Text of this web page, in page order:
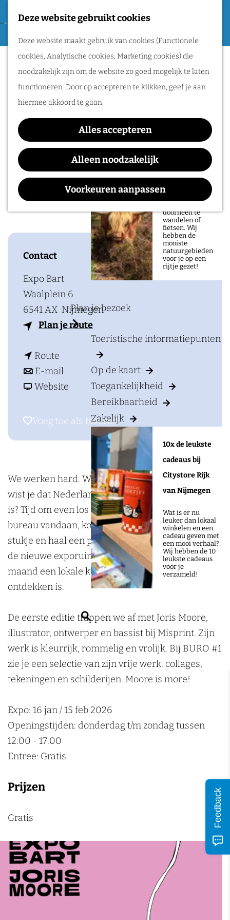
Deze website gebruikt cookies
Deze website maakt gebruik van cookies (Functionele
cookies, Analytische cookies, Marketing cookies) die
noodzakelijk zijn om de website zo goed mogelijk te laten
functioneren. Door op accepteren te klikken, geef je aan
hiermee akkoord te gaan.
Alles accepteren
Alleen noodzakelijk
Voorkeuren aanpassen
a
F
a
v
o
r
i
e
e
M
e
n
u
Routes
Wandelen
Fietsen
Routeplanner
Natuurgebieden
in het Rijk van
natuur in het Rijk
van Nijmegen is
doorheen te
wandelen of
fietsen. Wij
hebben de
mooiste
natuurgebieden
voor je op een
rijtje gezet!
Plan je bezoek
Toeristische informatiepunten
Op de kaart
Toegankelijkheid
Bereikbaarheid
Zakelijk
10x de leukste
cadeaus bij
Citystore Rijk
van Nijmegen
Wat is er nu
leuker dan lokaal
winkelen en een
cadeau geven met
een mooi verhaal?
Wij hebben de 10
leukste cadeaus
voor je
verzameld!
Z
o
e
k
e
Sorry, deze activiteit is niet meer
beschikbaar. Bekijk hetactuele aanbodvoor
de beschikbare opties.
BURO #1: Joris Moore
Waar:
Nijmegen
Wanneer:
t/m 15 februari
Contact
Expo Bart
Waalplein 6
6541 AX Nijmegen
Plan je routen
a
a
r
B
U
R
O
:
J
o
r
i
s
M
o
r
e
Route
a
a
B
#
1
:
J
o
r
i
s
o
o
r
e
E-mail
a
r
O
#
1
:
J
o
r
M
o
o
r
e
Website
n
O
#
1
:
J
o
r
M
o
o
r
e
Voeg toe als favoriet
Voeg toe als favoriet
We werken hard. We zitten nog meer. Sterker nog:
wist je dat Nederland Europees kampioen zitten
is? Tijd om even los te komen. Stap achter je
bureau vandaan, kom van de bank af, wandel een
stukje en haal een portie inspiratie op bij BURO:
de nieuwe exporuimte van Expo Bart, waar elke
maand een lokale kunstenaar of maker te
ontdekken is.
De eerste editie trappen we af met Joris Moore,
illustrator, ontwerper en bassist bij Misprint. Zijn
werk is kleurrijk, rommelig en vrolijk. Bij BURO #1
zie je een selectie van zijn vrije werk: collages,
tekeningen en schilderijen. Moore is more!
Expo: 16 jan / 15 feb 2026
Openingstijden: donderdag t/m zondag tussen
12:00 - 17:00
Entree: Gratis
Prijzen
Gratis Feedback